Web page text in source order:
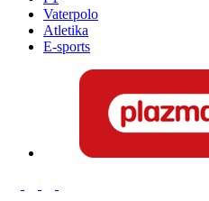
Vaterpolo
Atletika
E-sports